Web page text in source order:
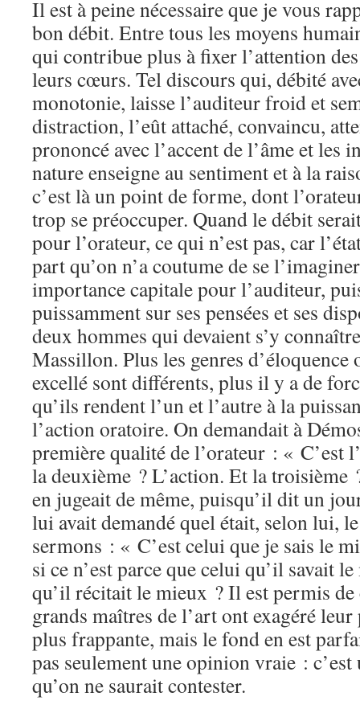
Il est à peine nécessaire que je vous
bon débit. Entre tous les moyens
qui contribue plus à fixer l’attention
leurs cœurs. Tel discours qui, débité
monotonie, laisse l’auditeur froid et
distraction, l’eût attaché, convaincu,
prononcé avec l’accent de l’âme et les
nature enseigne au sentiment et à la
c’est là un point de forme, dont
trop se préoccuper. Quand le débit
pour l’orateur, ce qui n’est pas, car
part qu’on n’a coutume de se
importance capitale pour l’auditeur,
puissamment sur ses pensées et ses
deux hommes qui devaient s’y
Massillon. Plus les genres d’éloquence
excellé sont différents, plus il y a de
qu’ils rendent l’un et l’autre à la
l’action oratoire. On demandait à
première qualité de l’orateur : « C’est
la deuxième ? L’action. Et la
en jugeait de même, puisqu’il dit un
lui avait demandé quel était, selon lui,
sermons : « C’est celui que je sais le
si ce n’est parce que celui qu’il savait
qu’il récitait le mieux ? Il est permis de
grands maîtres de l’art ont exagéré
plus frappante, mais le fond en est
pas seulement une opinion vraie :
qu’on ne saurait contester.